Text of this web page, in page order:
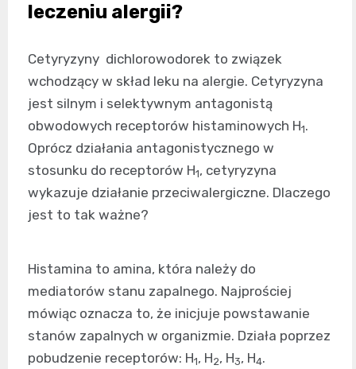
leczeniu alergii?
Cetyryzyny dichlorowodorek to związek
wchodzący w skład leku na alergie. Cetyryzyna
jest silnym i selektywnym antagonistą
obwodowych receptorów histaminowych H1.
Oprócz działania antagonistycznego w
stosunku do receptorów H1, cetyryzyna
wykazuje działanie przeciwalergiczne. Dlaczego
jest to tak ważne?
Histamina to amina, która należy do
mediatorów stanu zapalnego. Najprościej
mówiąc oznacza to, że inicjuje powstawanie
stanów zapalnych w organizmie. Działa poprzez
pobudzenie receptorów: H1, H2, H3, H4.